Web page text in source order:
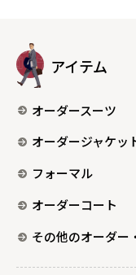
アイテム
オーダースーツ
オーダージャケッ
フォーマル
オーダーコート
その他のオーダー